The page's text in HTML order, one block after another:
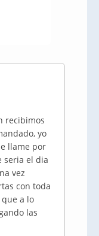
recibimos
yo
llame por
seria el dia
vez
con toda
a lo
las